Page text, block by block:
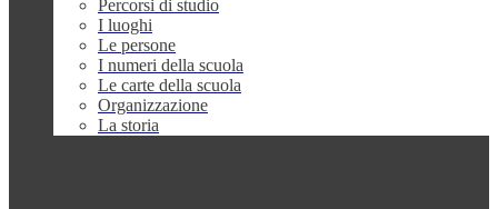
Percorsi di studio
I luoghi
Le persone
I numeri della scuola
Le carte della scuola
Organizzazione
La storia